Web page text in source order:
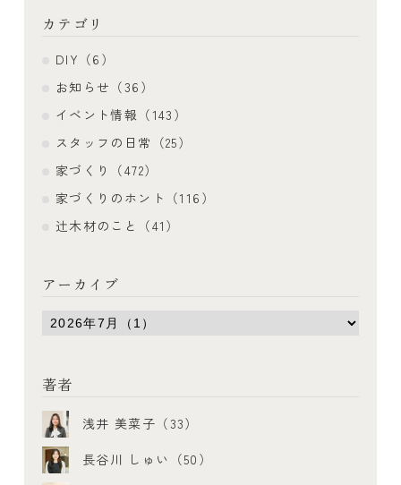
カテゴリ
DIY（6）
お知らせ（36）
イベント情報（143）
スタッフの日常（25）
家づくり（472）
家づくりのホント（116）
辻木材のこと（41）
アーカイブ
著者
浅井 美菜子（33）
長谷川 しゅい（50）